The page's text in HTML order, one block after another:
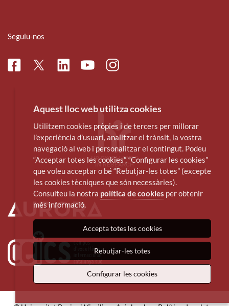
Seguiu-nos
FacebookTwitterLinkedinYoutubeInstagram
Aquest lloc web utilitza cookies
Utilitzem cookies pròpies i de tercers per millorar
l’experiència d’usuari, analitzar el trànsit, la vostra
navegació al web i personalitzar el contingut. Podeu
“Acceptar totes les cookies”, “Configurar les cookies”
que voleu acceptar o bé “Rebutjar-les totes” (excepte
les cookies tècniques que són necessàries).
Consulteu la nostra política de cookies per obtenir
més informació.
Accepta totes les cookies
Rebutjar-les totes
Configurar les cookies